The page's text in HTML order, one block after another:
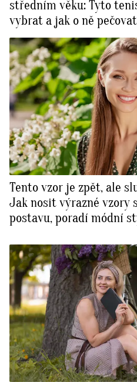
středním věku: Tyto
vybrat a jak o ně
Tento vzor je zpět, ale
Jak nosit výrazné vzory
postavu, poradí módní